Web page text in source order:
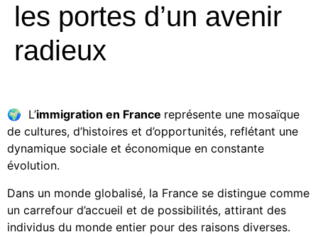
les portes d’un avenir
radieux
🌍 L’immigration en France représente une mosaïque
de cultures, d’histoires et d’opportunités, reflétant une
dynamique sociale et économique en constante
évolution.
Dans un monde globalisé, la France se distingue comme
un carrefour d’accueil et de possibilités, attirant des
individus du monde entier pour des raisons diverses.